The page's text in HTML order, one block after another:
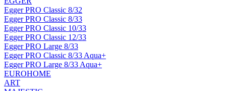
Egger PRO Classic 8/32
Egger PRO Classic 8/33
Egger PRO Classic 10/33
Egger PRO Classic 12/33
Egger PRO Large 8/33
Egger PRO Classic 8/33 Aqua+
Egger PRO Large 8/33 Aqua+
EUROHOME
ART